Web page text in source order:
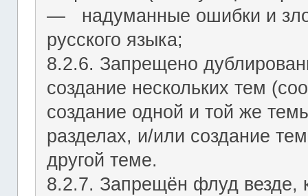
― надуманные ошибки и
русского языка;
8.2.6. Запрещено
создание нескольких тем
создание одной и той же
разделах, и/или создание
другой теме.
8.2.7. Запрещён флуд везде,